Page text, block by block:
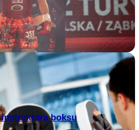
boksu